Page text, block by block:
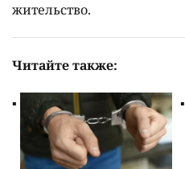
жительство.
Читайте также: